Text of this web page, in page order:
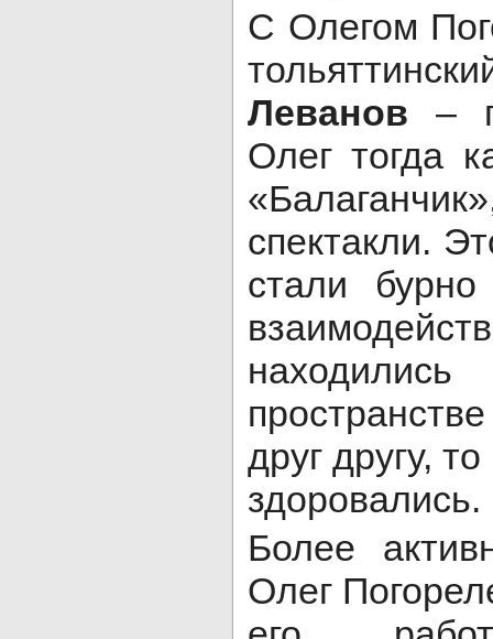
С Олегом
Леванов –
Олег тогда
спектакли.
стали
друг другу,
здоровались.
Более
Олег